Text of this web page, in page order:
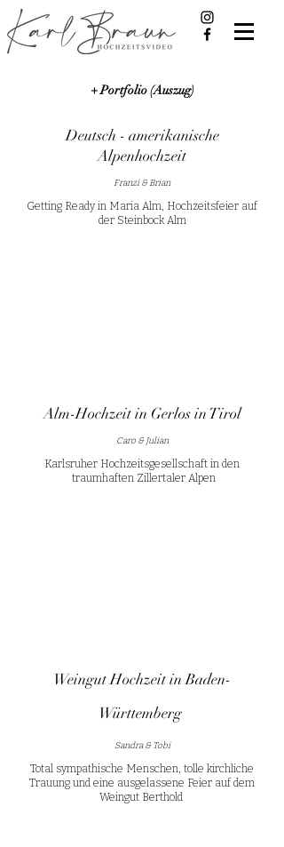
+ Portfolio (Auszug)
Deutsch - amerikanische
Alpenhochzeit
Franzi & Brian
Getting Ready in Maria Alm, Hochzeitsfeier auf
der Steinbock Alm
Alm-Hochzeit in Gerlos in Tirol
Caro & Julian
Karlsruher Hochzeitsgesellschaft in den
traumhaften Zillertaler Alpen
Weingut Hochzeit in Baden-
Württemberg
Sandra & Tobi
Total sympathische Menschen, tolle kirchliche
Trauung und eine ausgelassene Feier auf dem
Weingut Berthold